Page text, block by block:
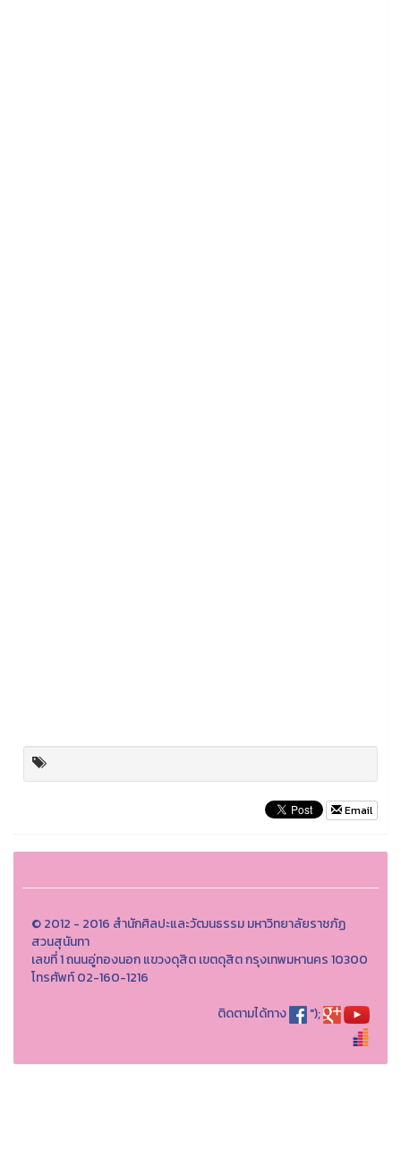
Email
© 2012 - 2016 สำนักศิลปะและวัฒนธรรม มหาวิทยาลัยราชภัฏ
สวนสุนันทา
เลขที่ 1 ถนนอู่ทองนอก แขวงดุสิต เขตดุสิต กรุงเทพมหานคร 10300
โทรศัพท์ 02-160-1216
ติดตามได้ทาง
");